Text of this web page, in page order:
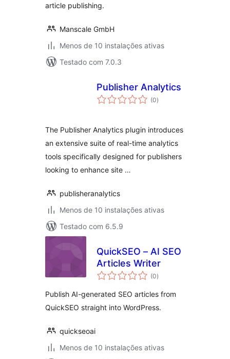
article publishing.
Manscale GmbH
Menos de 10 instalações ativas
Testado com 7.0.3
Publisher Analytics
(0avaliações
totais
)
The Publisher Analytics plugin introduces
an extensive suite of real-time analytics
tools specifically designed for publishers
looking to enhance site …
publisheranalytics
Menos de 10 instalações ativas
Testado com 6.5.9
QuickSEO – AI SEO
Articles Writer
(0avaliações
totais
)
Publish AI-generated SEO articles from
QuickSEO straight into WordPress.
quickseoai
Menos de 10 instalações ativas